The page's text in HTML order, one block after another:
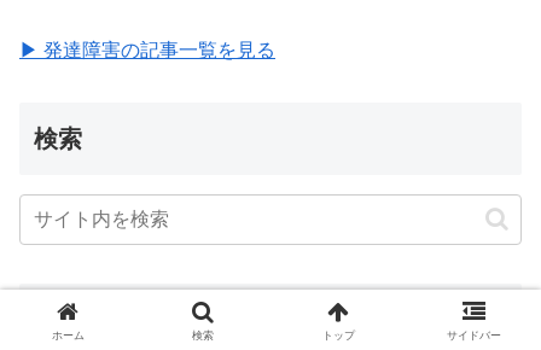
▶ 発達障害の記事一覧を見る
検索
関連記事
ホーム 検索 トップ サイドバー